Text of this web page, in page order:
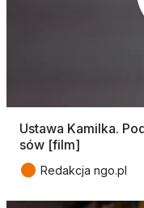
Ustawa Kamilka.
sów [film]
● Redakcja ngo.pl